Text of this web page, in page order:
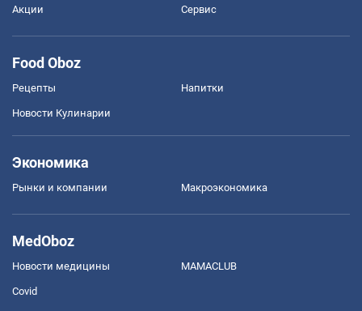
Акции Сервис
Food Oboz
Рецепты Напитки
Новости Кулинарии
Экономика
Рынки и компании Mакроэкономика
MedOboz
Новости медицины MAMACLUB
Covid